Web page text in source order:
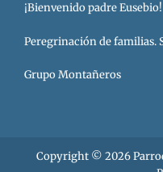
¡Bienvenido padre Eusebio!
Peregrinación de familias.
Grupo Montañeros
Copyright © 2026